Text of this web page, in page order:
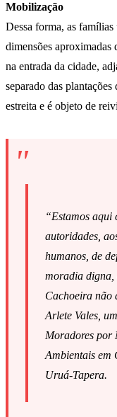
Mobilização
Dessa forma, as famílias
dimensões
na entrada da cidade,
separado das
estreita e é objeto de
“Estamos aqui
autoridades,
humanos, de
moradia digna,
Cachoeira não
Arlete Vales,
Moradores por
Ambientais
Uruá-Tapera.